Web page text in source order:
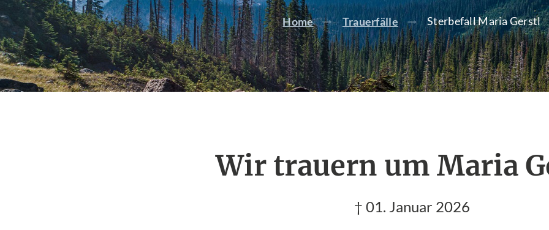
Home Trauerfälle Sterbefall Maria Gerstl
Wir trauern um Maria
† 01. Januar 2026